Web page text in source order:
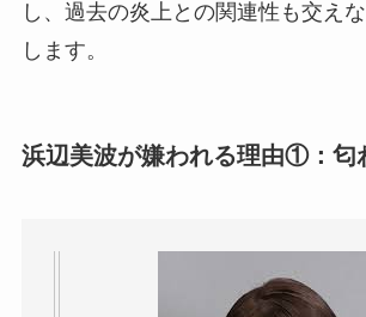
し、過去の炎上との関連性も交え
します。
浜辺美波が嫌われる理由①：匂